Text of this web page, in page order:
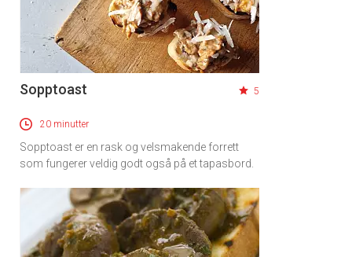
Sopptoast 5
20 minutter
Sopptoast er en rask og velsmakende forrett
som fungerer veldig godt også på et tapasbord.